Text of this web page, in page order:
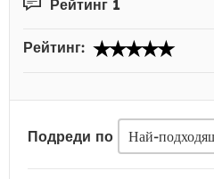
Рейтинг 1
Рейтинг:
Подреди по